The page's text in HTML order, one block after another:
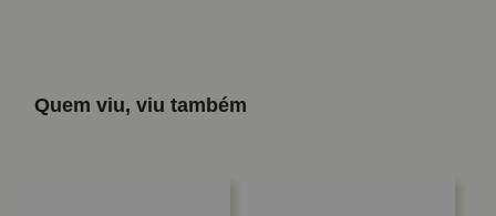
Quem viu, viu também